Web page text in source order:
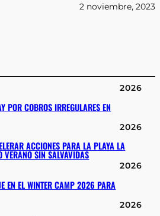
2 noviembre, 2023
2026
POR COBROS IRREGULARES EN
2026
ACCIONES PARA LA PLAYA LA
VERANO SIN SALVAVIDAS
2026
EN EL WINTER CAMP 2026 PARA
2026